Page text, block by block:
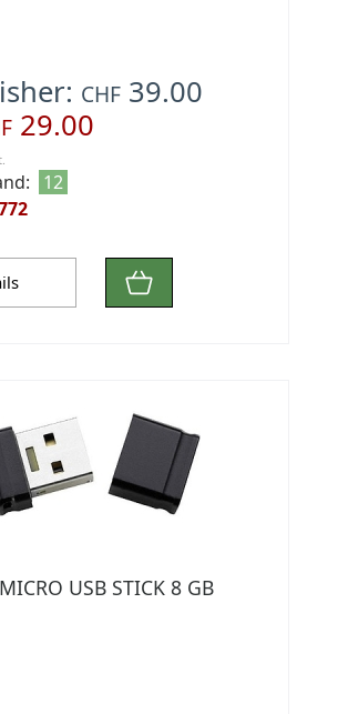
CHF 39.00
29.00
12
USB STICK 8 GB